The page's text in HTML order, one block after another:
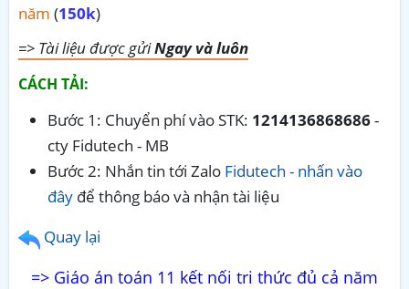
năm (150k)
=> Tài liệu được gửiNgay và luôn
CÁCH TẢI:
Bước 1: Chuyển phí vào STK: 1214136868686-
cty Fidutech - MB
Bước 2: Nhắn tin tới Zalo Fidutech - nhấn vào
đây để thông báo và nhận tài liệu
Quay lại
=> Giáo án toán 11 kết nối tri thức đủ cả năm